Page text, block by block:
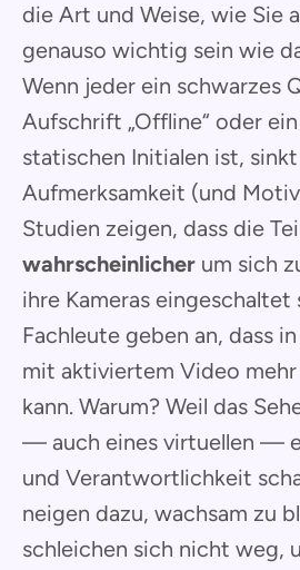
die Art und Weise, wie Sie
genauso wichtig sein wie
Wenn jeder ein schwarzes
Aufschrift „Offline“ oder
statischen Initialen ist,
Aufmerksamkeit (und
Studien zeigen, dass die
wahrscheinlicher um sich
ihre Kameras eingeschaltet
Fachleute geben an, dass
mit aktiviertem Video
kann. Warum? Weil das
— auch eines virtuellen —
und Verantwortlichkeit
neigen dazu, wachsam zu
schleichen sich nicht weg,